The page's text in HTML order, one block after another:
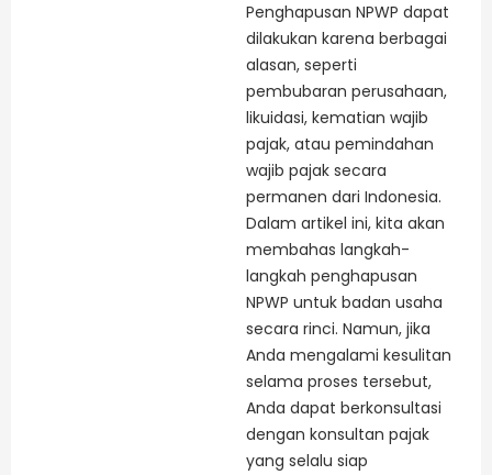
Penghapusan NPWP dapat
dilakukan karena berbagai
alasan, seperti
pembubaran perusahaan,
likuidasi, kematian wajib
pajak, atau pemindahan
wajib pajak secara
permanen dari Indonesia.
Dalam artikel ini, kita akan
membahas langkah-
langkah penghapusan
NPWP untuk badan usaha
secara rinci. Namun, jika
Anda mengalami kesulitan
selama proses tersebut,
Anda dapat berkonsultasi
dengan konsultan pajak
yang selalu siap